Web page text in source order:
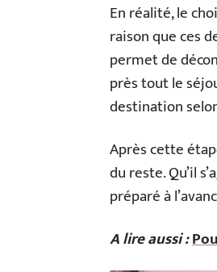
En réalité, le
raison que ces
permet de
près tout le
destination
Après cette
du reste. Qu’il
préparé à
A lire aussi :